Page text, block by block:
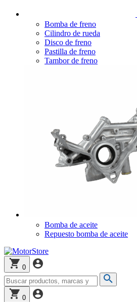
Bomba de freno
Cilindro de rueda
Disco de freno
Pastilla de freno
Tambor de freno
Bomba de aceite
Repuesto bomba de aceite
0
0